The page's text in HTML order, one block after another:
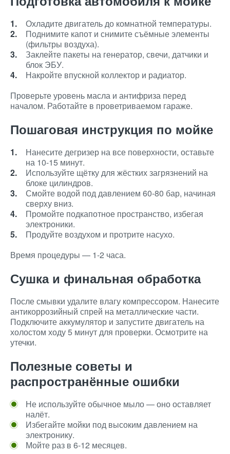
Охладите двигатель до комнатной температуры.
Поднимите капот и снимите съёмные элементы
(фильтры воздуха).
Заклейте пакеты на генератор, свечи, датчики и
блок ЭБУ.
Накройте впускной коллектор и радиатор.
Проверьте уровень масла и антифриза перед
началом. Работайте в проветриваемом гараже.
Пошаговая инструкция по мойке
Нанесите дегризер на все поверхности, оставьте
на 10-15 минут.
Используйте щётку для жёстких загрязнений на
блоке цилиндров.
Смойте водой под давлением 60-80 бар, начиная
сверху вниз.
Промойте подкапотное пространство, избегая
электроники.
Продуйте воздухом и протрите насухо.
Время процедуры — 1-2 часа.
Сушка и финальная обработка
После смывки удалите влагу компрессором. Нанесите
антикоррозийный спрей на металлические части.
Подключите аккумулятор и запустите двигатель на
холостом ходу 5 минут для проверки. Осмотрите на
утечки.
Полезные советы и
распространённые ошибки
Не используйте обычное мыло — оно оставляет
налёт.
Избегайте мойки под высоким давлением на
электронику.
Мойте раз в 6-12 месяцев.